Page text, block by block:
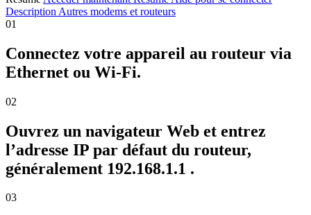
Description Autres modems et routeurs
01
Connectez votre appareil au routeur via
Ethernet ou Wi-Fi.
02
Ouvrez un navigateur Web et entrez
l’adresse IP par défaut du routeur,
généralement 192.168.1.1 .
03